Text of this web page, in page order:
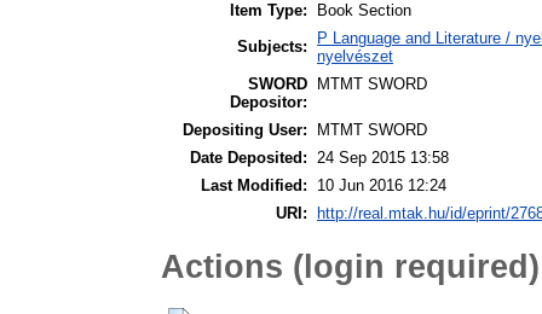
Item Type:
Book Section
Subjects:
P Language and Literature /
nyelvészet
SWORD
Depositor:
MTMT SWORD
Depositing User:
MTMT SWORD
Date Deposited: 24 Sep 2015 13:58
Last Modified:
10 Jun 2016 12:24
URI:
http://real.mtak.hu/id/eprint/
Actions (login required)